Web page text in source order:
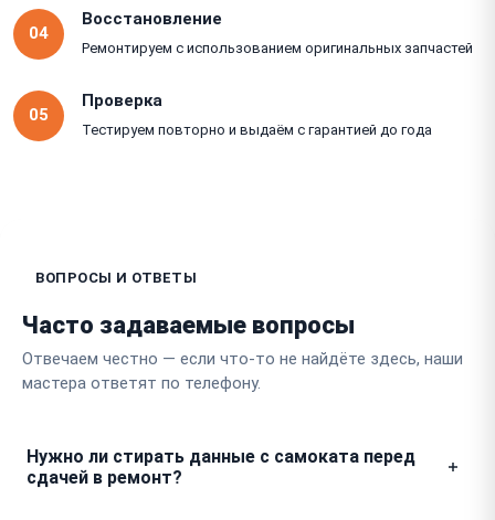
04
Восстановление
Ремонтируем с использованием оригинальных запчастей
05
Проверка
Тестируем повторно и выдаём с гарантией до года
ВОПРОСЫ И ОТВЕТЫ
Часто задаваемые вопросы
Отвечаем честно — если что-то не найдёте здесь, наши
мастера ответят по телефону.
Нужно ли стирать данные с самоката перед
сдачей в ремонт?